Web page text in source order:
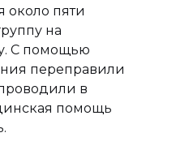
пяти
на
С помощью
переправили
в
помощь